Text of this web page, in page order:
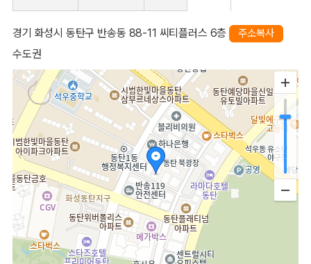
경기 화성시 동탄구 반송동 88-11 씨티플러스 6층 주소복사
수도권